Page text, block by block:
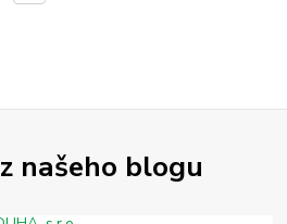
našeho blogu